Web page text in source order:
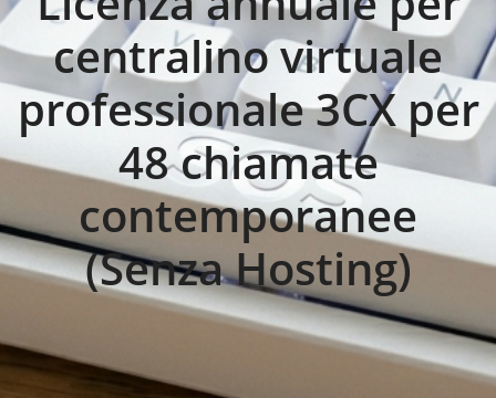
centralino virtuale
professionale 3CX per
48 chiamate
contemporanee
(Senza Hosting)